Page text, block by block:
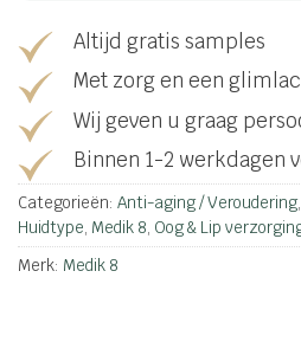
Altijd gratis samples
Met zorg en een
Wij geven u graag
Binnen 1-2 werkdagen
Categorieën: Anti-aging / Veroudering,
Huidtype, Medik 8, Oog & Lip
Merk: Medik 8